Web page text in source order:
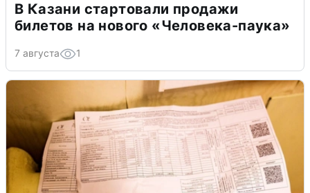
В Казани стартовали продажи
билетов на нового «Человека-паука»
7 августа 1